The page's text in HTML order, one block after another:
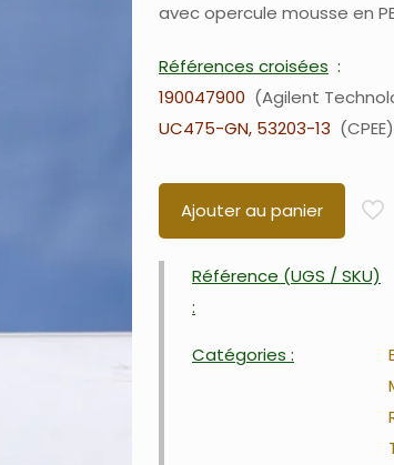
avec opercule mousse en
Références croisées
190047900
Agilent
UC475-GN, 53203-13
CPEE
Ajouter au panier
Référence (UGS / SKU)
:
Catégories :